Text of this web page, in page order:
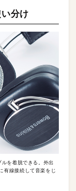
分け
を着脱できる。外出
有線接続して音楽をじ